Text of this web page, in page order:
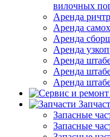
вилочных
Аренда
Аренда
Аренда
Аренда
Аренда
Аренда
Аренда
Запасные
Запасные